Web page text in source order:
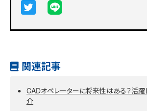
関連記事
CADオペレーターに将来性はある？活
介